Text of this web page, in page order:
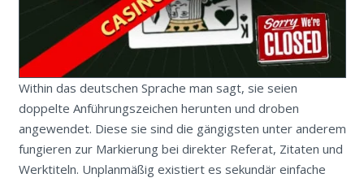
Within das deutschen Sprache man sagt, sie seien
doppelte Anführungszeichen herunten und droben
angewendet. Diese sie sind die gängigsten unter anderem
fungieren zur Markierung bei direkter Referat, Zitaten und
Werktiteln. Unplanmäßig existiert es sekundär einfache